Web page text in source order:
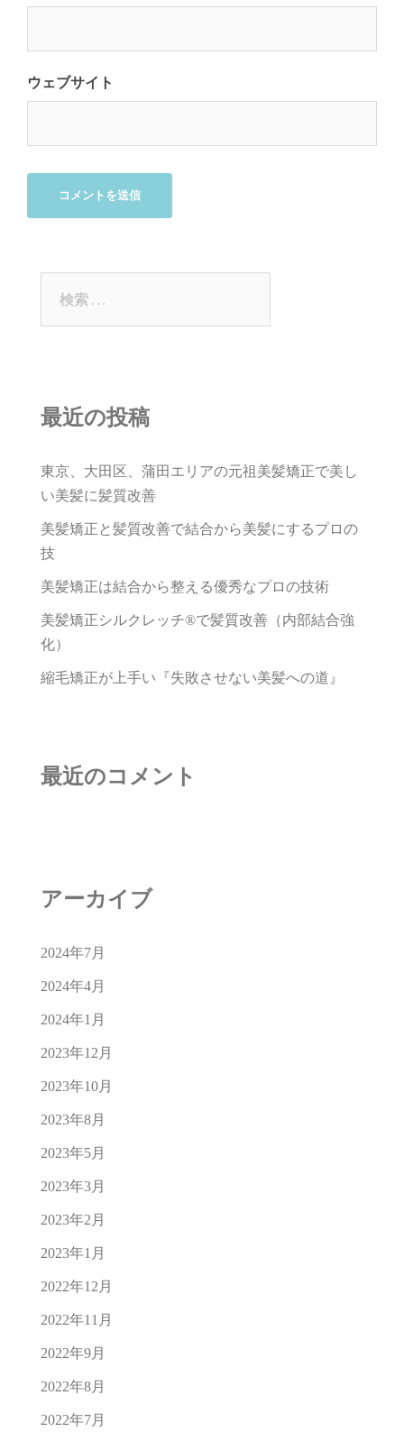
ウェブサイト
最近の投稿
東京、大田区、蒲田エリアの元祖美髪矯正で美し
い美髪に髪質改善
美髪矯正と髪質改善で結合から美髪にするプロの
技
美髪矯正は結合から整える優秀なプロの技術
美髪矯正シルクレッチ®で髪質改善（内部結合強
化）
縮毛矯正が上手い『失敗させない美髪への道』
最近のコメント
アーカイブ
2024年7月
2024年4月
2024年1月
2023年12月
2023年10月
2023年8月
2023年5月
2023年3月
2023年2月
2023年1月
2022年12月
2022年11月
2022年9月
2022年8月
2022年7月